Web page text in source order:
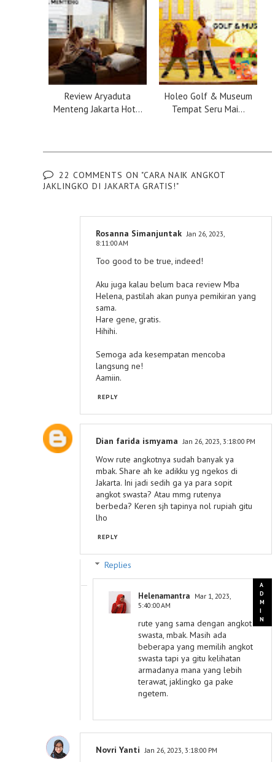
Review Aryaduta
Menteng Jakarta Hot...
Holeo Golf & Museum
Tempat Seru Mai...
22 COMMENTS ON "CARA NAIK ANGKOT
JAKLINGKO DI JAKARTA GRATIS!"
Rosanna Simanjuntak Jan 26, 2023,
8:11:00 AM
Too good to be true, indeed!
Aku juga kalau belum baca review Mba
Helena, pastilah akan punya pemikiran yang
sama.
Hare gene, gratis.
Hihihi.
Semoga ada kesempatan mencoba
langsung ne!
Aamiin.
REPLY
Dian farida ismyama Jan 26, 2023, 3:18:00 PM
Wow rute angkotnya sudah banyak ya
mbak. Share ah ke adikku yg ngekos di
Jakarta. Ini jadi sedih ga ya para sopit
angkot swasta? Atau mmg rutenya
berbeda? Keren sjh tapinya nol rupiah gitu
lho
REPLY
Replies
Helenamantra Mar 1, 2023,
5:40:00 AM
rute yang sama dengan angkot
swasta, mbak. Masih ada
beberapa yang memilih angkot
swasta tapi ya gitu kelihatan
armadanya mana yang lebih
terawat, jaklingko ga pake
ngetem.
Novri Yanti Jan 26, 2023, 3:18:00 PM